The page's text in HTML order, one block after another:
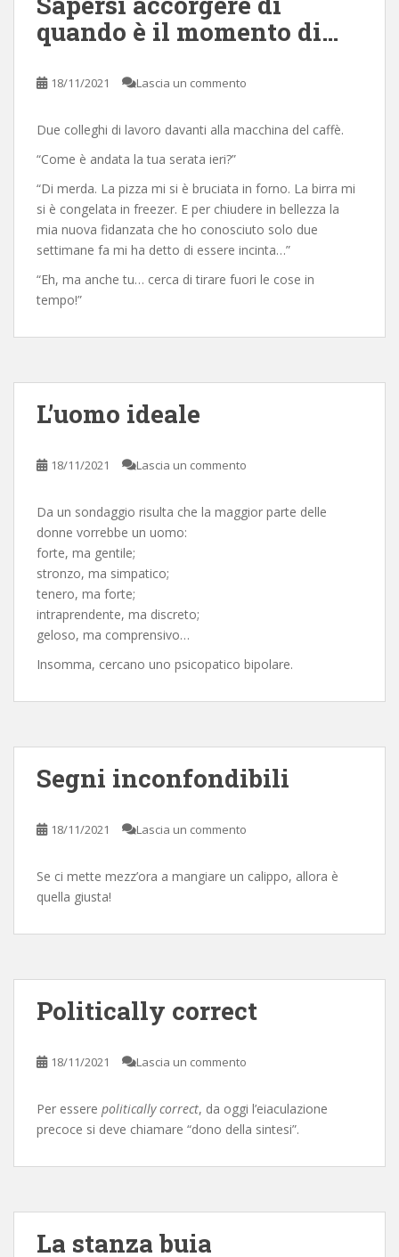
quando è il momento di…
18/11/2021 Lascia un commento
Due colleghi di lavoro davanti alla macchina del caffè.
“Come è andata la tua serata ieri?”
“Di merda. La pizza mi si è bruciata in forno. La birra mi
si è congelata in freezer. E per chiudere in bellezza la
mia nuova fidanzata che ho conosciuto solo due
settimane fa mi ha detto di essere incinta…”
“Eh, ma anche tu… cerca di tirare fuori le cose in
tempo!”
L’uomo ideale
18/11/2021 Lascia un commento
Da un sondaggio risulta che la maggior parte delle
donne vorrebbe un uomo:
forte, ma gentile;
stronzo, ma simpatico;
tenero, ma forte;
intraprendente, ma discreto;
geloso, ma comprensivo…
Insomma, cercano uno psicopatico bipolare.
Segni inconfondibili
18/11/2021 Lascia un commento
Se ci mette mezz’ora a mangiare un calippo, allora è
quella giusta!
Politically correct
18/11/2021 Lascia un commento
Per essere politically correct, da oggi l’eiaculazione
precoce si deve chiamare “dono della sintesi”.
La stanza buia